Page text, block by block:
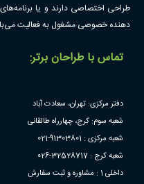
طراحی اختصاصی دارند و یا
دهنده خصوصی مشغول به فعالیت
تماس با طراحان برتر:
دفتر مرکزی: تهران، سعادت آباد
شعبه سوم: کرج، چهارراه طالقانی
شعبه مرکزی : 91303801-021
شعبه کرج : 32528717-026
داخلی 1 : مشاوره و ثبت سفارش